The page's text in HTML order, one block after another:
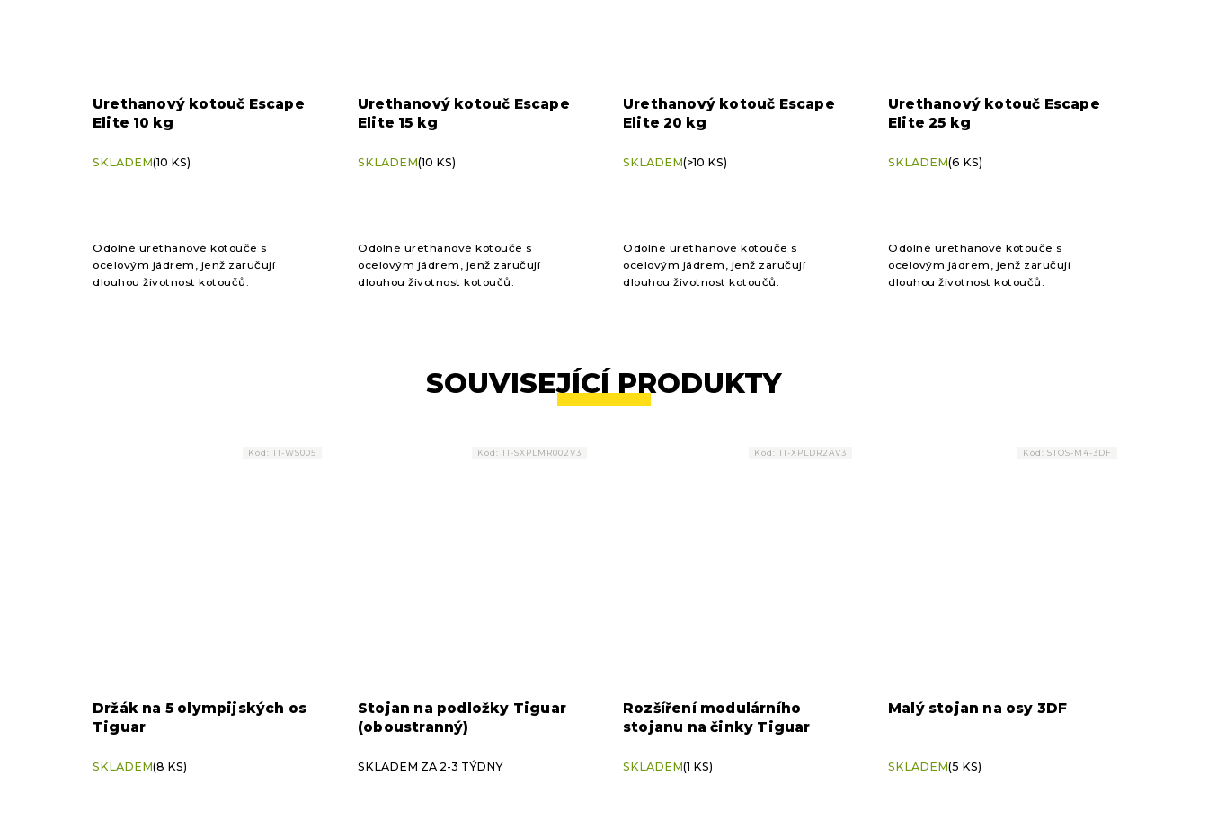
Urethanový kotouč Escape
Elite 10 kg
SKLADEM(10 KS)
Odolné urethanové kotouče s
ocelovým jádrem, jenž zaručují
dlouhou životnost kotoučů.
Urethanový kotouč Escape
Elite 15 kg
SKLADEM(10 KS)
Odolné urethanové kotouče s
ocelovým jádrem, jenž zaručují
dlouhou životnost kotoučů.
Urethanový kotouč Escape
Elite 20 kg
SKLADEM(>10 KS)
Odolné urethanové kotouče s
ocelovým jádrem, jenž zaručují
dlouhou životnost kotoučů.
Urethanový kotouč Escape
Elite 25 kg
SKLADEM(6 KS)
Odolné urethanové kotouče s
ocelovým jádrem, jenž zaručují
dlouhou životnost kotoučů.
SOUVISEJÍCÍ PRODUKTY
Držák na 5 olympijských os
Tiguar
SKLADEM(8 KS)
Kód: TI-WS005
Stojan na podložky Tiguar
(oboustranný)
SKLADEM ZA 2-3 TÝDNY
Kód: TI-SXPLMR002V3
Rozšíření modulárního
stojanu na činky Tiguar
SKLADEM(1 KS)
Kód: TI-XPLDR2AV3
Malý stojan na osy 3DF
SKLADEM(5 KS)
Kód: STOS-M4-3DF